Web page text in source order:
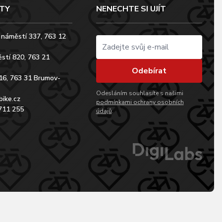
337, 763 12
820, 763 21
763 31 Brumov-
255
NENECHTE SI UJÍT
Odebírat
Odesláním souhlasíte s našimi
podmínkami ochrany osobních
údajů.